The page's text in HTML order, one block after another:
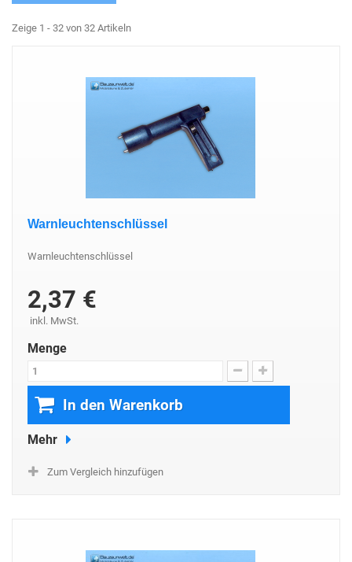
Zeige 1 - 32 von 32 Artikeln
Warnleuchtenschlüssel
Warnleuchtenschlüssel
2,37 €
inkl. MwSt.
Menge
In den Warenkorb
Mehr
Zum Vergleich hinzufügen